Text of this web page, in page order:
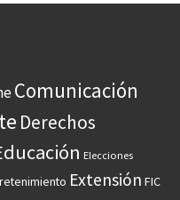
Comunicación
Derechos
Elecciones
Extensión FIC